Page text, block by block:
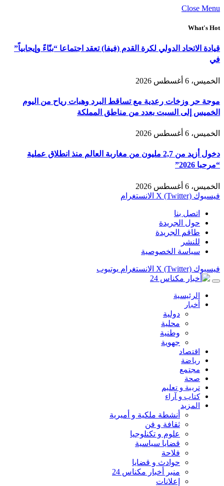
Close Menu
What's Hot
قيادة الاتحاد الدولي لكرة القدم (فيفا) تعقد اجتماعا “بنّاءً وإيجابياً”
في
الخميس، 6 أغسطس 2026
موجة حر وزخات رعدية مع تساقط البرد وهبات رياح من اليوم
الخميس إلى السبت بعدد من مناطق المملكة
الخميس، 6 أغسطس 2026
دخول أزيد من 2,7 مليون من مغاربة العالم منذ انطلاق عملية
“مرحبا 2026”
الخميس، 6 أغسطس 2026
فيسبوك X (Twitter) الانستغرام
اتصل بنا
حول الجريدة
طاقم الجريدة
للنشر
سياسة الخصوصية
فيسبوك X (Twitter) الانستغرام يوتيوب
الرئيسية
أخبار
دولية
محلية
وطنية
جهوية
اقتصاد
رياضة
مجتمع
صحة
تربية و تعليم
كتاب و آراء
المزيد
أنشطة ملكية و أميرية
ثقافة و فن
علوم و تكنلوجيا
قضايا سياسية
فلاحة
حوادث و قضايا
منبر أخبار مكناس 24
إعلانات